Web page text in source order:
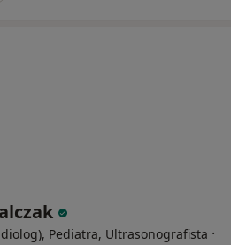
Pediatra, Ultrasonografista ·